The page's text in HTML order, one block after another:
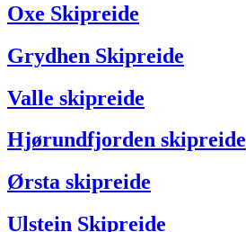
Oxe Skipreide
Grydhen Skipreide
Valle skipreide
Hjørundfjorden skipreide
Ørsta skipreide
Ulstein Skipreide